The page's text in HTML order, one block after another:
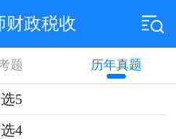
财政税收
题 历年真题
5
4